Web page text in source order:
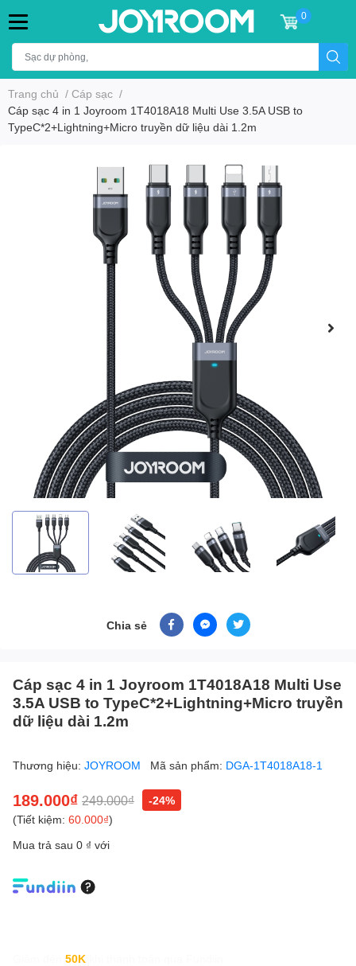
0
Trang chủ / Cáp sạc /
Cáp sạc 4 in 1 Joyroom 1T4018A18 Multi Use 3.5A USB to
TypeC*2+Lightning+Micro truyền dữ liệu dài 1.2m
Chia sẻ
Cáp sạc 4 in 1 Joyroom 1T4018A18 Multi Use
3.5A USB to TypeC*2+Lightning+Micro truyền
dữ liệu dài 1.2m
Thương hiệu: JOYROOM Mã sản phẩm: DGA-1T4018A18-1
189.000₫ 249.000₫
-24%
(Tiết kiệm: 60.000₫)
Mua trả sau 0 ₫ với
50K